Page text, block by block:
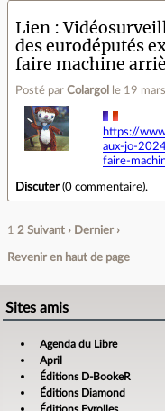
Lien
des eurodéputés
faire machine
Posté par Colargol le 19
https://
aux-jo-
faire-
Discuter(0 commentaire).
1 2 Suivant › Dernier ›
Revenir en haut de page
Sites amis
Agenda du Libre
April
Éditions D-BookeR
Éditions Diamond